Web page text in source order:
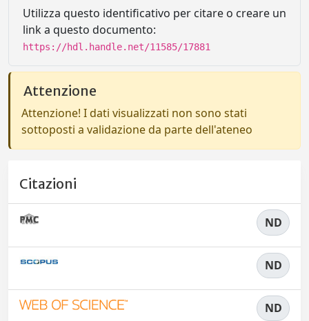
Utilizza questo identificativo per citare o creare un
link a questo documento:
https://hdl.handle.net/11585/17881
Attenzione
Attenzione! I dati visualizzati non sono stati
sottoposti a validazione da parte dell'ateneo
Citazioni
ND
ND
ND